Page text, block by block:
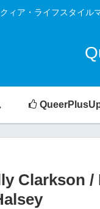
クィア・ライフスタイル
Clarkson /